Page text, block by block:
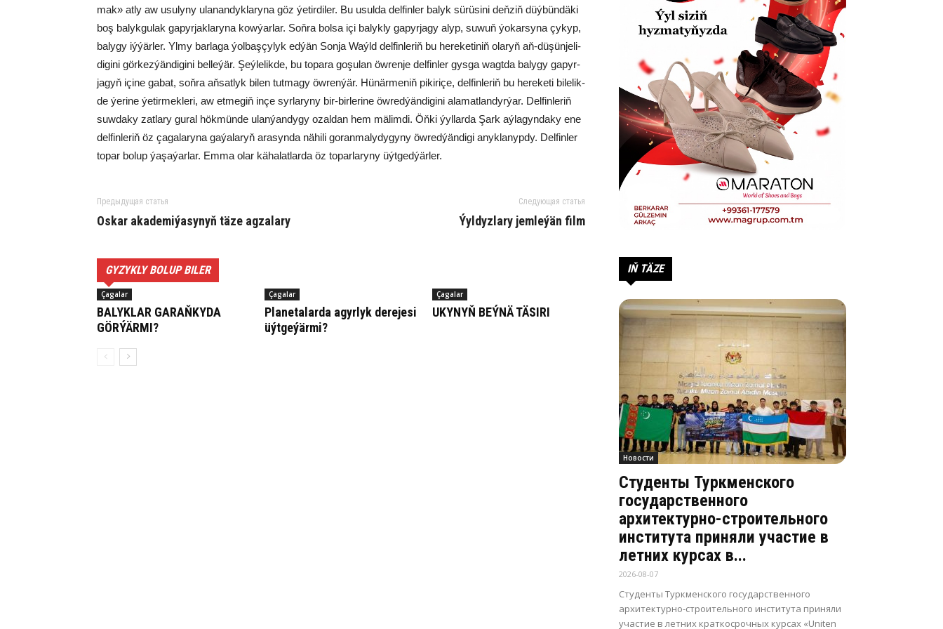
mak» at­ly aw usu­ly­ny ula­nan­dyk­la­ry­na göz ýe­tir­di­ler. Bu usul­da del­fin­ler ba­lyk sü­rü­si­ni deň­ziň düý­bün­dä­ki
boş ba­lyk­gu­lak ga­pyr­jak­la­ry­na kow­ýar­lar. Soň­ra bol­sa içi ba­lyk­ly ga­pyr­ja­gy alyp, su­wuň ýo­kar­sy­na çy­kyp,
ba­ly­gy iý­ýär­ler. Yl­my bar­la­ga ýol­baş­çy­lyk ed­ýän Son­ja Waýld del­fin­le­riň bu he­re­ke­ti­niň ola­ryň aň-dü­şün­je­li­
di­gi­ni gör­kez­ýän­di­gi­ni bel­le­ýär. Şeý­le­lik­de, bu to­pa­ra go­şu­lan öw­ren­je del­fin­ler gys­ga wagt­da ba­ly­gy ga­pyr­
ja­gyň içi­ne ga­bat, soň­ra aň­sat­lyk bi­len tut­ma­gy öw­ren­ýär. Hü­när­me­niň pi­ki­ri­çe, del­fin­le­riň bu he­re­ke­ti bi­le­lik­
de ýe­ri­ne ýe­tir­mek­le­ri, aw et­me­giň in­çe syr­la­ry­ny bir-bir­le­ri­ne öw­red­ýän­di­gi­ni ala­mat­lan­dyr­ýar. Del­fin­le­riň
suw­da­ky zat­la­ry gu­ral hök­mün­de ulan­ýan­dy­gy ozal­dan hem mä­lim­di. Öň­ki ýyl­lar­da Şark aý­la­gyn­da­ky ene
del­fin­le­riň öz ça­ga­la­ry­na ga­ýa­la­ryň ara­syn­da nä­hi­li go­ran­ma­ly­dy­gy­ny öw­red­ýän­di­gi anyk­la­nyp­dy. Del­fin­ler
to­par bo­lup ýa­şa­ýar­lar. Em­ma olar kä­ha­lat­lar­da öz to­par­la­ry­ny üýt­ged­ýär­ler.
Предыдущая статья
Os­kar aka­de­mi­ýa­sy­nyň tä­ze ag­za­la­ry
Следующая статья
Ýyldyzlary jemleýän film
GYZYKLY BOLUP BILER
Çagalar
BA­LYK­LAR GA­RAŇ­KY­DA
GÖR­ÝÄR­MI?
Çagalar
Pla­ne­ta­lar­da agyr­lyk derejesi
üýt­ge­ýär­mi?
Çagalar
UKY­NYŇ BEÝ­NÄ TÄ­SI­RI
IŇ TÄZE
Новости
Студенты Туркменского
государственного
архитектурно-строительного
института приняли участие в
летних курсах в...
2026-08-07
Студенты Туркменского государственного
архитектурно-строительного института приняли
участие в летних краткосрочных курсах «Uniten